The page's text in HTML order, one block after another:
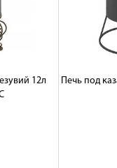
12л
Печь под